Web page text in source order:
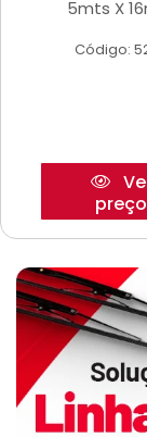
5mts X
Código:
preço